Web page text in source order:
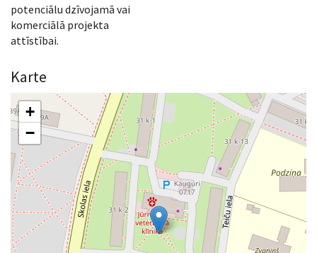
potenciālu dzīvojamā vai
komerciālā projekta
attīstībai.
Karte
+
−